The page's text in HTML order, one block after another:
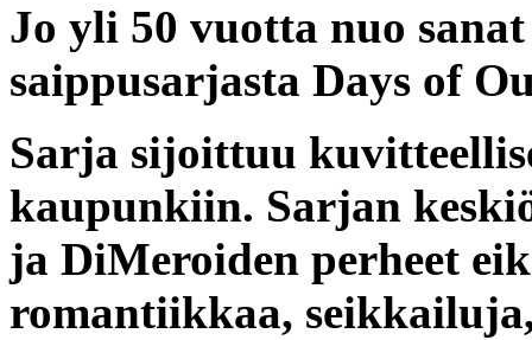
Jo yli 50 vuotta nuo
saippusarjasta Days of
Sarja sijoittuu
kaupunkiin. Sarjan
ja DiMeroiden perheet
romantiikkaa,